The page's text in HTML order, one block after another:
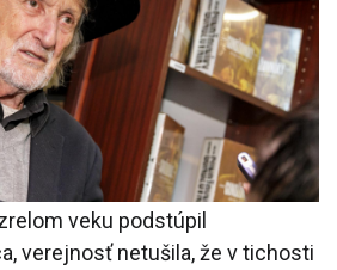
veku podstúpil
verejnosť netušila, že v tichosti